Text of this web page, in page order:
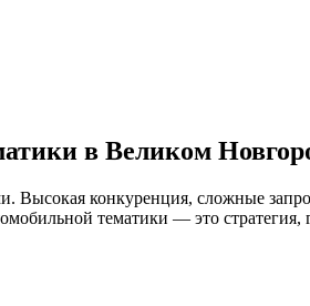
в Великом
конкуренция, сложные
тематики — это стратегия,